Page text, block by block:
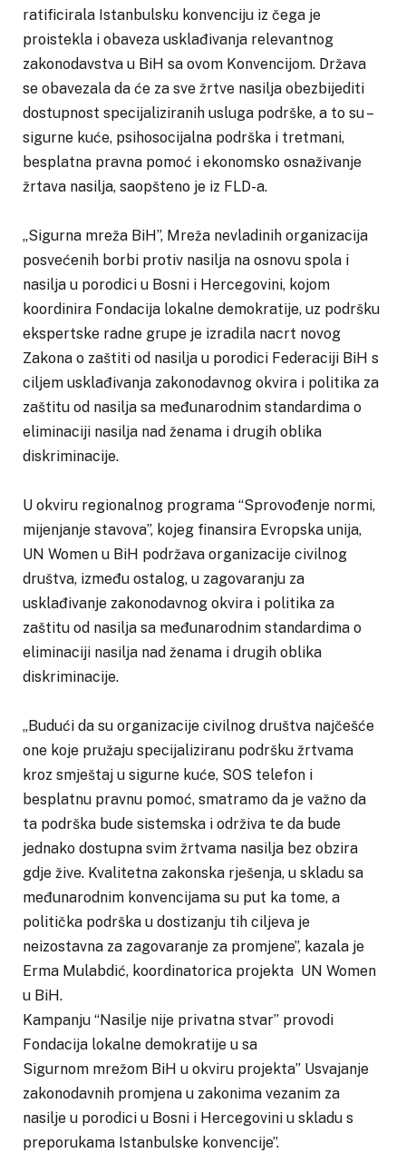
ratificirala Istanbulsku konvenciju iz čega je
proistekla i obaveza usklađivanja relevantnog
zakonodavstva u BiH sa ovom Konvencijom. Država
se obavezala da će za sve žrtve nasilja obezbijediti
dostupnost specijaliziranih usluga podrške, a to su –
sigurne kuće, psihosocijalna podrška i tretmani,
besplatna pravna pomoć i ekonomsko osnaživanje
žrtava nasilja, saopšteno je iz FLD-a.
„Sigurna mreža BiH”, Mreža nevladinih organizacija
posvećenih borbi protiv nasilja na osnovu spola i
nasilja u porodici u Bosni i Hercegovini, kojom
koordinira Fondacija lokalne demokratije, uz podršku
ekspertske radne grupe je izradila nacrt novog
Zakona o zaštiti od nasilja u porodici Federaciji BiH s
ciljem usklađivanja zakonodavnog okvira i politika za
zaštitu od nasilja sa međunarodnim standardima o
eliminaciji nasilja nad ženama i drugih oblika
diskriminacije.
U okviru regionalnog programa “Sprovođenje normi,
mijenjanje stavova”, kojeg finansira Evropska unija,
UN Women u BiH podržava organizacije civilnog
društva, između ostalog, u zagovaranju za
usklađivanje zakonodavnog okvira i politika za
zaštitu od nasilja sa međunarodnim standardima o
eliminaciji nasilja nad ženama i drugih oblika
diskriminacije.
„Budući da su organizacije civilnog društva najčešće
one koje pružaju specijaliziranu podršku žrtvama
kroz smještaj u sigurne kuće, SOS telefon i
besplatnu pravnu pomoć, smatramo da je važno da
ta podrška bude sistemska i održiva te da bude
jednako dostupna svim žrtvama nasilja bez obzira
gdje žive. Kvalitetna zakonska rješenja, u skladu sa
međunarodnim konvencijama su put ka tome, a
politička podrška u dostizanju tih ciljeva je
neizostavna za zagovaranje za promjene”, kazala je
Erma Mulabdić, koordinatorica projekta UN Women
u BiH.
Kampanju “Nasilje nije privatna stvar” provodi
Fondacija lokalne demokratije u sa
Sigurnom mrežom BiH u okviru projekta” Usvajanje
zakonodavnih promjena u zakonima vezanim za
nasilje u porodici u Bosni i Hercegovini u skladu s
preporukama Istanbulske konvencije”.